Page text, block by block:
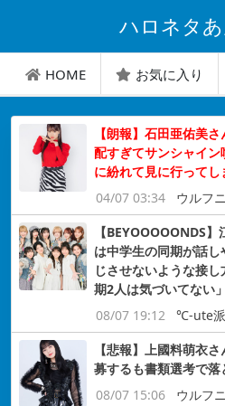
ハロネタ
HOME お気に入り
【朗報】石田亜佑美
配すぎてサンシャイ
に紛れて見に行ってし
04/07 03:34
ウルフ
【BEYOOOOONDS
は中学生の同期が話
じさせないような接
期2人は気づいてない」
08/07 19:12
℃-ute
【悲報】上國料萌衣
募するも書類選考で落
08/07 15:06
ウルフ